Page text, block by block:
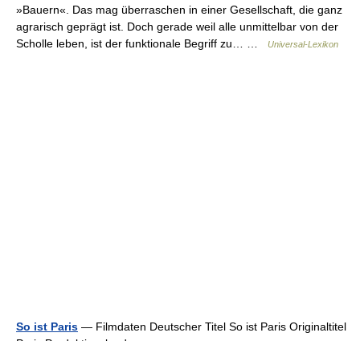
»Bauern«. Das mag überraschen in einer Gesellschaft, die ganz
agrarisch geprägt ist. Doch gerade weil alle unmittelbar von der
Scholle leben, ist der funktionale Begriff zu… …
Universal-Lexikon
So ist Paris — Filmdaten Deutscher Titel So ist Paris Originaltitel